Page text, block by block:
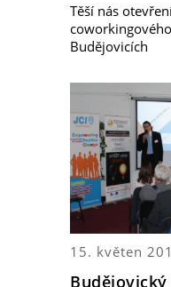
Těší nás
Budějovicích
15. květen